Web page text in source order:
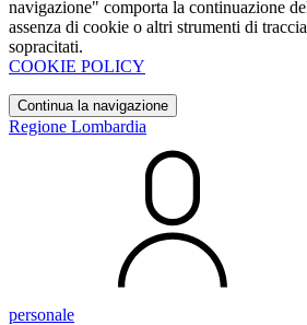
navigazione" comporta la continuazione
assenza di cookie o altri strumenti di
sopracitati.
COOKIE POLICY
Continua la navigazione
Regione Lombardia
personale